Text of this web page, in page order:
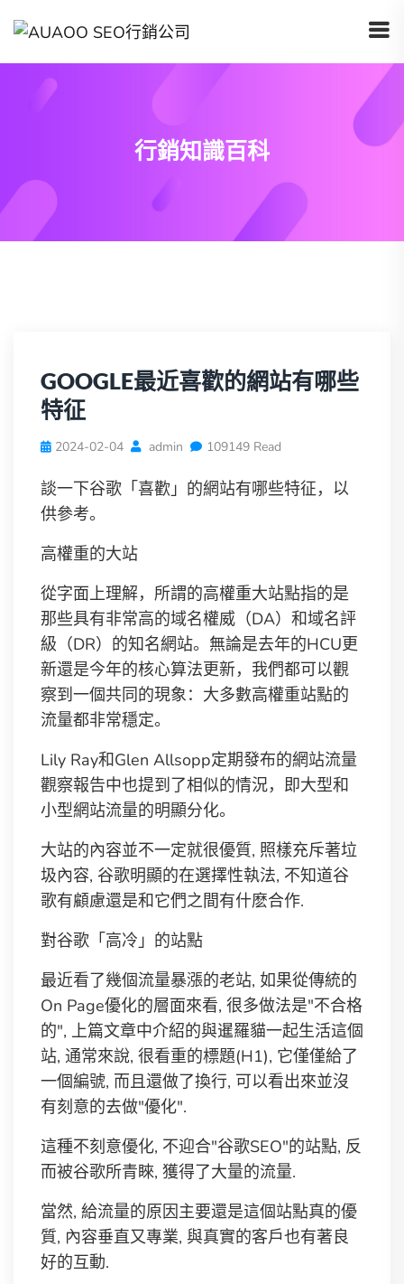
行銷知識百科
GOOGLE最近喜歡的網站有哪些
特征
2024-02-04 admin 109149 Read
談一下谷歌「喜歡」的網站有哪些特征，以
供參考。
高權重的大站
從字面上理解，所謂的高權重大站點指的是
那些具有非常高的域名權威（DA）和域名評
級（DR）的知名網站。無論是去年的HCU更
新還是今年的核心算法更新，我們都可以觀
察到一個共同的現象：大多數高權重站點的
流量都非常穩定。
Lily Ray和Glen Allsopp定期發布的網站流量
觀察報告中也提到了相似的情況，即大型和
小型網站流量的明顯分化。
大站的內容並不一定就很優質, 照樣充斥著垃
圾內容, 谷歌明顯的在選擇性執法, 不知道谷
歌有顧慮還是和它們之間有什麽合作.
對谷歌「高冷」的站點
最近看了幾個流量暴漲的老站, 如果從傳統的
On Page優化的層面來看, 很多做法是"不合格
的", 上篇文章中介紹的與暹羅貓一起生活這個
站, 通常來說, 很看重的標題(H1), 它僅僅給了
一個編號, 而且還做了換行, 可以看出來並沒
有刻意的去做"優化".
這種不刻意優化, 不迎合"谷歌SEO"的站點, 反
而被谷歌所青睞, 獲得了大量的流量.
當然, 給流量的原因主要還是這個站點真的優
質, 內容垂直又專業, 與真實的客戶也有著良
好的互動.